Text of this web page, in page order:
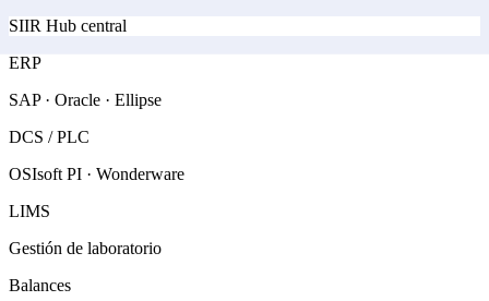
SIIR Hub central
ERP
SAP · Oracle · Ellipse
DCS / PLC
OSIsoft PI · Wonderware
LIMS
Gestión de laboratorio
Balances